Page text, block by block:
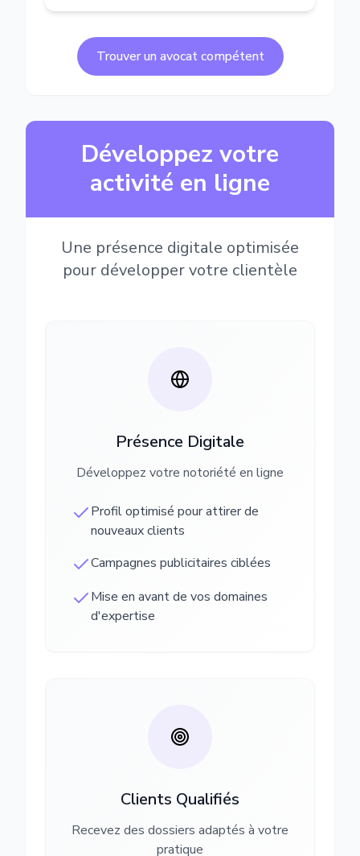
Trouver un avocat compétent
Développez votre
activité en ligne
Une présence digitale optimisée
pour développer votre clientèle
Présence Digitale
Développez votre notoriété en ligne
Profil optimisé pour attirer de
nouveaux clients
Campagnes publicitaires ciblées
Mise en avant de vos domaines
d'expertise
Clients Qualifiés
Recevez des dossiers adaptés à votre
pratique